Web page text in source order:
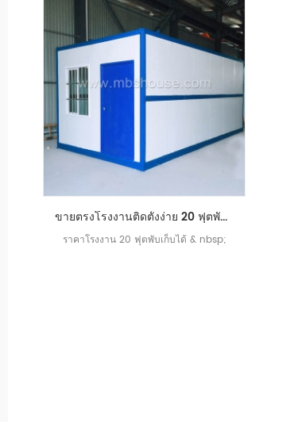
ขายตรงโรงงานติดตั้งง่าย 20 ฟุตพับเก็บได้
ราคาโรงงาน 20 ฟุตพับเก็บได้ & nbsp;